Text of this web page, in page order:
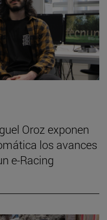
Oroz exponen
los avances
e-Racing